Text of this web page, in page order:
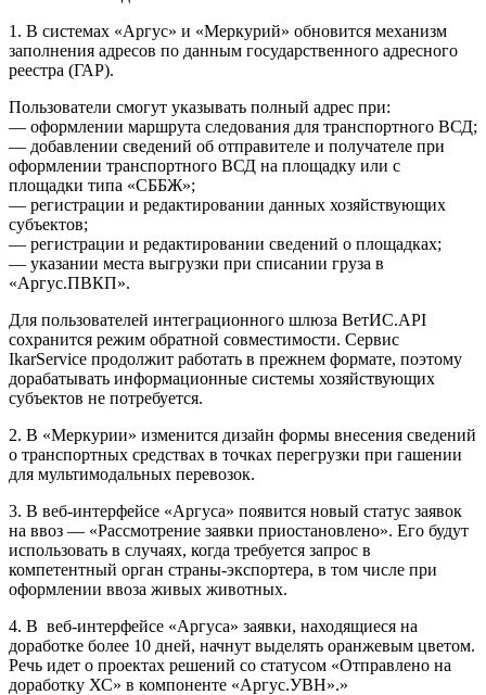
1. В системах «Аргус» и «Меркурий» обновится механизм
заполнения адресов по данным государственного адресного
реестра (ГАР).
Пользователи смогут указывать полный адрес при:
— оформлении маршрута следования для транспортного ВСД;
— добавлении сведений об отправителе и получателе при
оформлении транспортного ВСД на площадку или с
площадки типа «СББЖ»;
— регистрации и редактировании данных хозяйствующих
субъектов;
— регистрации и редактировании сведений о площадках;
— указании места выгрузки при списании груза в
«Аргус.ПВКП».
Для пользователей интеграционного шлюза ВетИС.API
сохранится режим обратной совместимости. Сервис
IkarService продолжит работать в прежнем формате, поэтому
дорабатывать информационные системы хозяйствующих
субъектов не потребуется.
2. В «Меркурии» изменится дизайн формы внесения сведений
о транспортных средствах в точках перегрузки при гашении
для мультимодальных перевозок.
3. В веб-интерфейсе «Аргуса» появится новый статус заявок
на ввоз — «Рассмотрение заявки приостановлено». Его будут
использовать в случаях, когда требуется запрос в
компетентный орган страны-экспортера, в том числе при
оформлении ввоза живых животных.
4. В веб-интерфейсе «Аргуса» заявки, находящиеся на
доработке более 10 дней, начнут выделять оранжевым цветом.
Речь идет о проектах решений со статусом «Отправлено на
доработку ХС» в компоненте «Аргус.УВН».»